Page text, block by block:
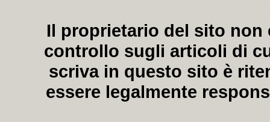
Il proprietario del sito non
controllo sugli articoli di
scriva in questo sito è
essere legalmente